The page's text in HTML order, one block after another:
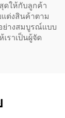
ดให้กับลูกค้า
ต่งสินค้าตาม
ย่างสมบูรณ์แบบ
ราเป็นผู้จัด